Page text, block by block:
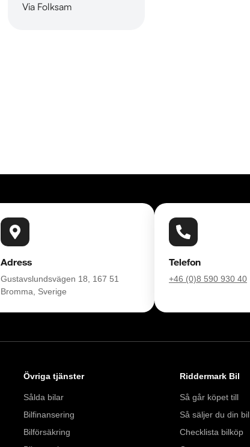
Via Folksam
Adress
Gustavslundsvägen 18, 167 51
Bromma, Sverige
Telefon
+46 (0)8 590 930 40
Övriga tjänster
Sålda bilar
Bilfinansering
Bilförsäkring
Riddermark Bil
Så går köpet till
Så säljer du din bil
Checklista bilköp